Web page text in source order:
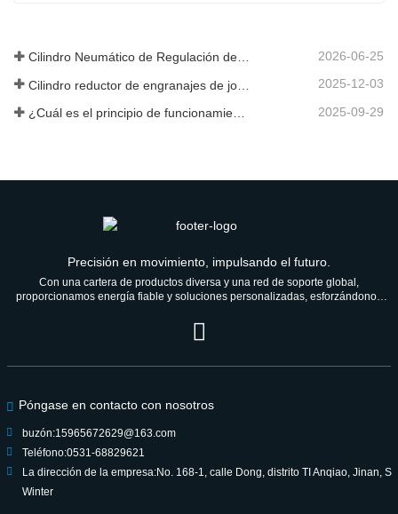
Cilindro Neumático de Regulación de Velocidad Hidráulica: Solución de Movimiento Estable Sin Golpes para Equipos Automatizados 2026-06-25
2025-12-03
2025-09-29
Precisión en movimiento, impulsando el futuro.
Con una cartera de productos diversa y una red de soporte global,
proporcionamos energía fiable y soluciones personalizadas, esforzándonos
Póngase en contacto con nosotros
buzón:15965672629@163.com
Teléfono:0531-68829621
La dirección de la empresa:No. 168-1, calle Dong, distrito TI Anqiao, Jinan, S
Winter